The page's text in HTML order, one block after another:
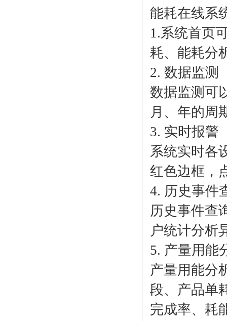
能耗在线系
1.系统首页
耗、能耗分
2. 数据监测
数据监测可
月、年的周
3. 实时报警
系统实时各
红色边框，
4. 历史事件
历史事件查
户统计分析
5. 产量用能
产量用能分
段、产品单
完成率、耗